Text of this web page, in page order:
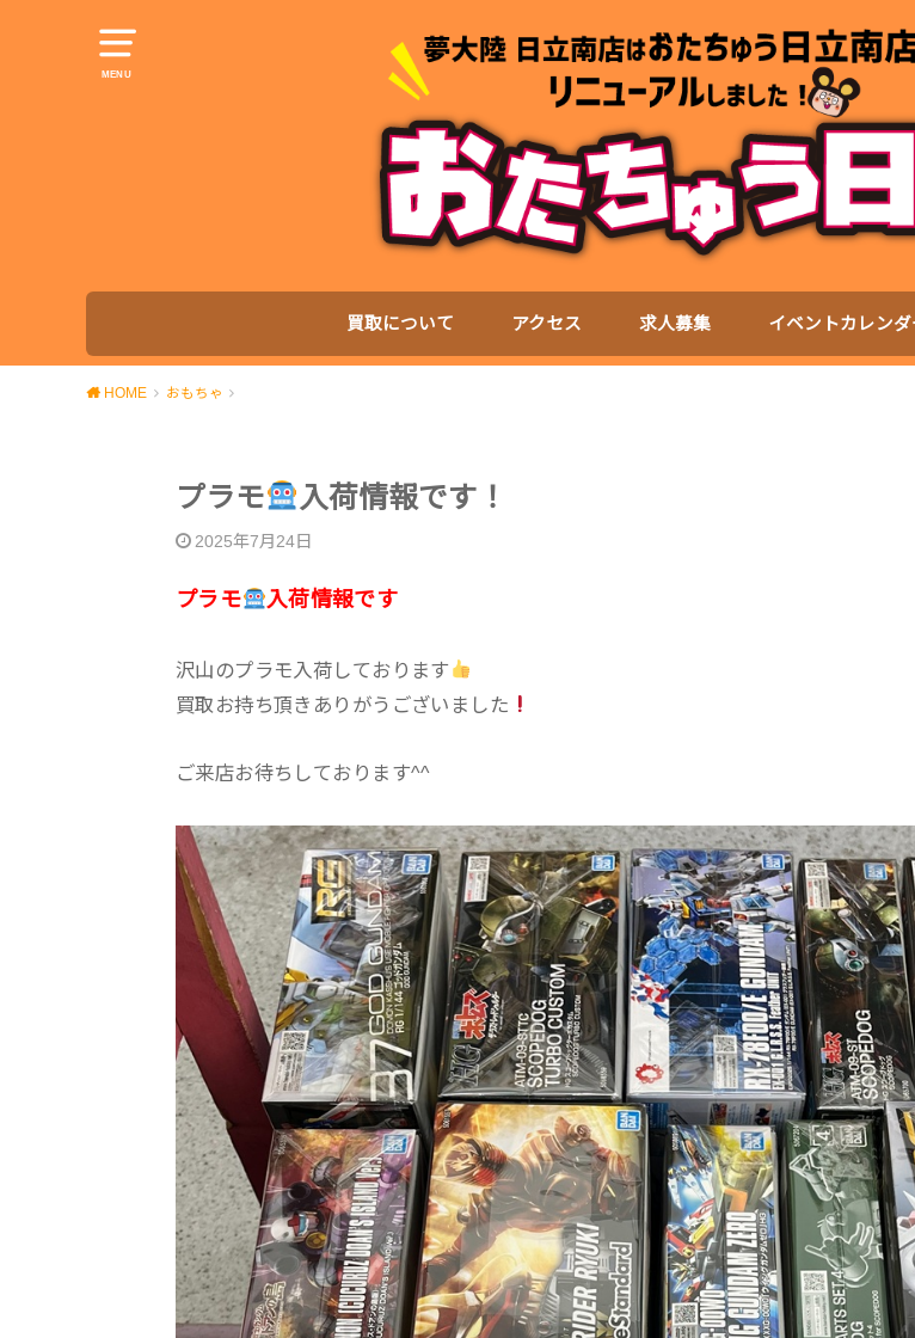
MENU
買取について アクセス 求人募集 イベントカレンダ
HOME おもちゃ
プラモ 入荷情報です！
2025年7月24日
プラモ 入荷情報です
沢山のプラモ入荷しております
買取お持ち頂きありがうございました
ご来店お待ちしております^^